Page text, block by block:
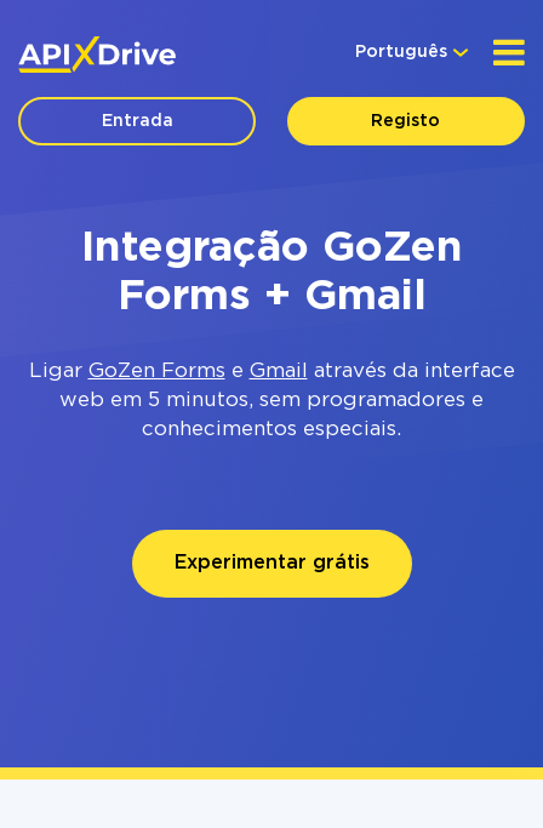
Português
Entrada Registo
Integração GoZen
Forms + Gmail
Ligar GoZen Forms e Gmail
através da interface
web em 5 minutos, sem programadores e
conhecimentos especiais.
Experimentar grátis